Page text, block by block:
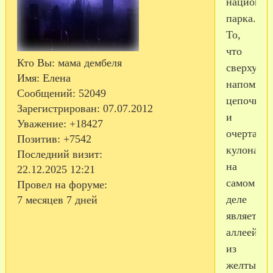
Кто Вы: мама дембеля
Имя: Елена
Сообщений: 52049
Зарегистрирован: 07.07.2012
Уважение: +18427
Позитив: +7542
Последний визит:
22.12.2025 12:21
Провел на форуме:
7 месяцев 7 дней
парка.
То,
что
сверху
цепочку
и
кулона,
на
самом
деле
является
аллеей
из
желтых